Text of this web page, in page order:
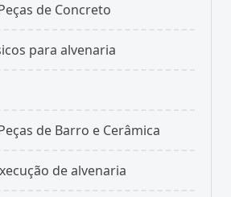
de Concreto
para alvenaria
de Barro e Cerâmica
de alvenaria